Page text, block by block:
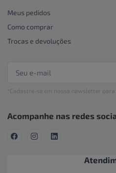
Meus pedidos
Como comprar
Trocas e devoluções
*Cadastre-se em nossa newsletter
Acompanhe nas redes